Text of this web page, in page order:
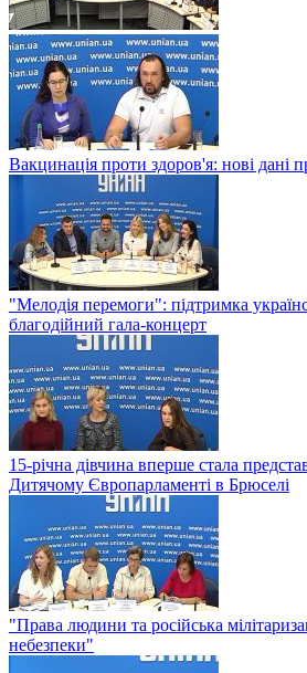
Вакцинація проти здоров'я: нові дані
"Мелодія перемоги": підтримка
благодійний гала-концерт
15-річна дівчина вперше стала
Дитячому Європарламенті в Брюселі
"Права людини та російська
небезпеки"